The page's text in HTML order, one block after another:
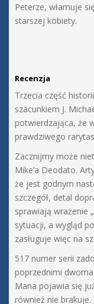
Peterze, włamuje
starszej kobiety.
Recenzja
Trzecia część historii
szacunkiem J.
potwierdzająca, że
prawdziwego
Zacznijmy może
Mike’a Deodato.
że jest godnym
szczegół, detal
sprawiają wrażenie
sytuacji, a wygląd
zasługuje więc na
517 numer serii
poprzednimi
Mana pojawia się
również nie brakuje.